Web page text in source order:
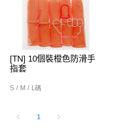
[TN] 10個裝橙色防滑手
指套
S / M / L碼
1